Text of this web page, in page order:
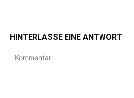
HINTERLASSE EINE ANTWORT